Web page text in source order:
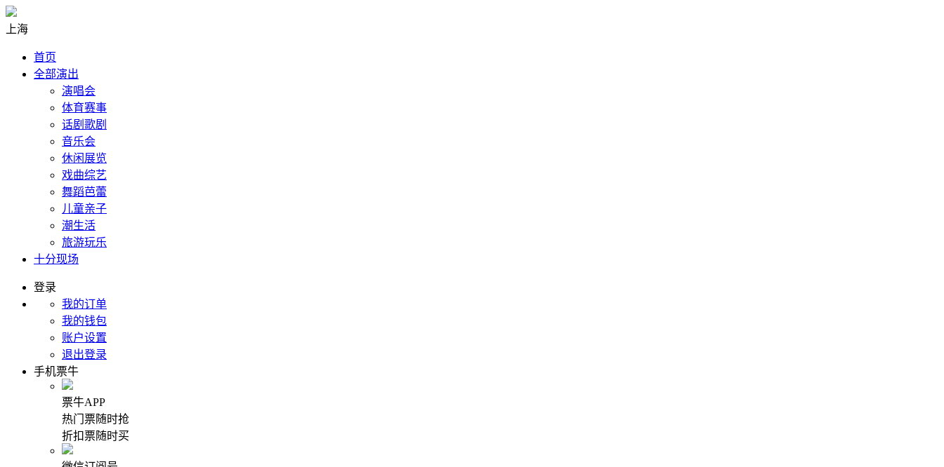
上海
首页
全部演出
演唱会
体育赛事
话剧歌剧
音乐会
休闲展览
戏曲综艺
舞蹈芭蕾
儿童亲子
潮生活
旅游玩乐
十分现场
登录
我的订单
我的钱包
账户设置
退出登录
手机票牛
票牛APP
热门票随时抢
折扣票随时买